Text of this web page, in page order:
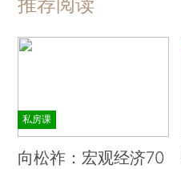
私房课
向松祚：宏观经济70